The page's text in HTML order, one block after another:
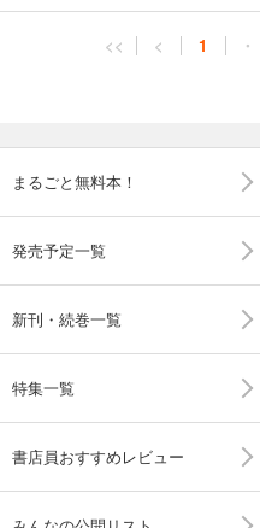
<< < 1 ・
まるごと無料本！
発売予定一覧
新刊・続巻一覧
特集一覧
書店員おすすめレビュー